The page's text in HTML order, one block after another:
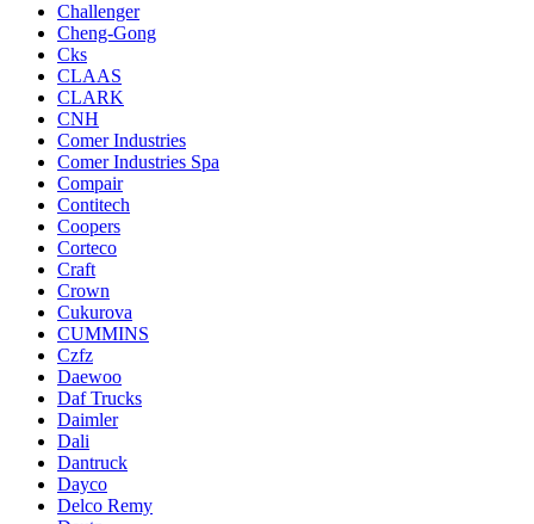
Challenger
Cheng-Gong
Cks
CLAAS
CLARK
CNH
Comer Industries
Comer Industries Spa
Compair
Contitech
Coopers
Corteco
Craft
Crown
Cukurova
CUMMINS
Czfz
Daewoo
Daf Trucks
Daimler
Dali
Dantruck
Dayco
Delco Remy